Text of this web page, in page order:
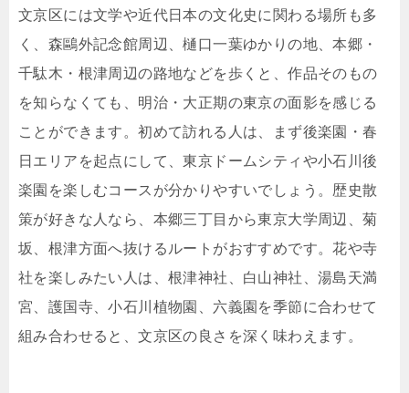
文京区には文学や近代日本の文化史に関わる場所も多
く、森鷗外記念館周辺、樋口一葉ゆかりの地、本郷・
千駄木・根津周辺の路地などを歩くと、作品そのもの
を知らなくても、明治・大正期の東京の面影を感じる
ことができます。初めて訪れる人は、まず後楽園・春
日エリアを起点にして、東京ドームシティや小石川後
楽園を楽しむコースが分かりやすいでしょう。歴史散
策が好きな人なら、本郷三丁目から東京大学周辺、菊
坂、根津方面へ抜けるルートがおすすめです。花や寺
社を楽しみたい人は、根津神社、白山神社、湯島天満
宮、護国寺、小石川植物園、六義園を季節に合わせて
組み合わせると、文京区の良さを深く味わえます。